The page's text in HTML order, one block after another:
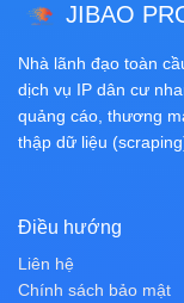
JIBAO
Nhà lãnh đạo toàn
dịch vụ IP dân cư
quảng cáo, thương
thập dữ liệu
Điều hướng
Liên hệ
Chính sách bảo mật